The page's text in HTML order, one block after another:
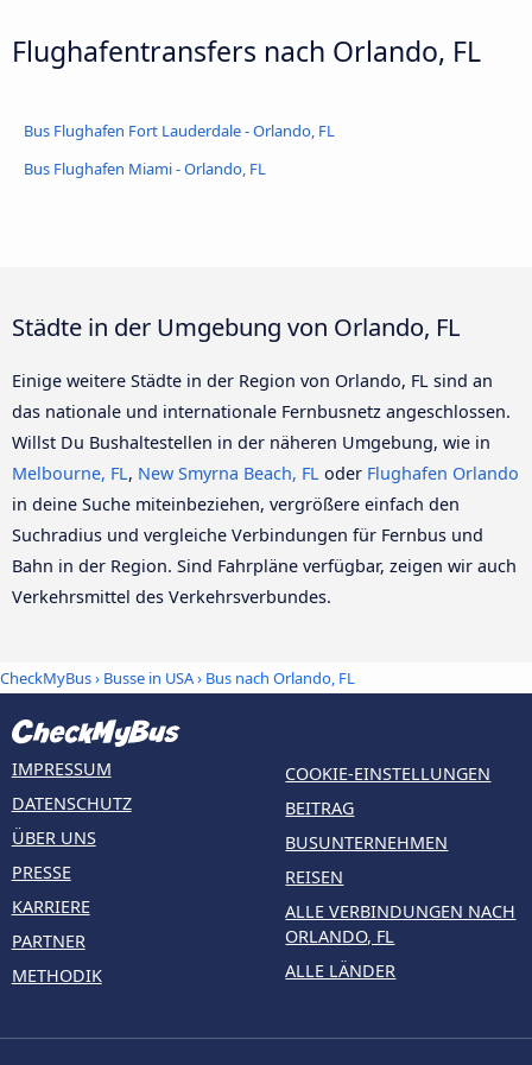
Flughafentransfers nach Orlando, FL
Bus Flughafen Fort Lauderdale - Orlando, FL
Bus Flughafen Miami - Orlando, FL
Städte in der Umgebung von Orlando, FL
Einige weitere Städte in der Region von Orlando, FL sind an
das nationale und internationale Fernbusnetz angeschlossen.
Willst Du Bushaltestellen in der näheren Umgebung, wie in
Melbourne, FL, New Smyrna Beach, FL oder Flughafen Orlando
in deine Suche miteinbeziehen, vergrößere einfach den
Suchradius und vergleiche Verbindungen für Fernbus und
Bahn in der Region. Sind Fahrpläne verfügbar, zeigen wir auch
Verkehrsmittel des Verkehrsverbundes.
CheckMyBus› Busse in USA› Bus nach Orlando, FL
IMPRESSUM
DATENSCHUTZ
ÜBER UNS
PRESSE
KARRIERE
PARTNER
METHODIK
COOKIE-EINSTELLUNGEN
BEITRAG
BUSUNTERNEHMEN
REISEN
ALLE VERBINDUNGEN NACH
ORLANDO, FL
ALLE LÄNDER